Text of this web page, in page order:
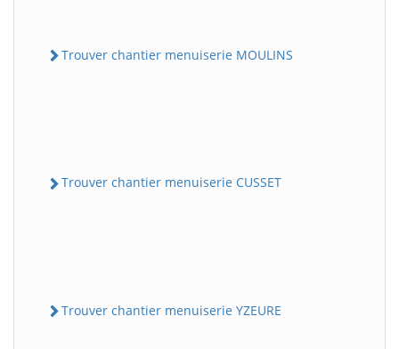
Trouver chantier menuiserie MOULINS
Trouver chantier menuiserie CUSSET
Trouver chantier menuiserie YZEURE